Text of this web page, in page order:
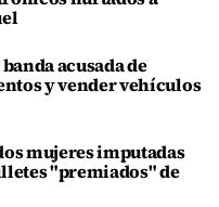
acusada de
y vender vehículos
mujeres imputadas
"premiados" de